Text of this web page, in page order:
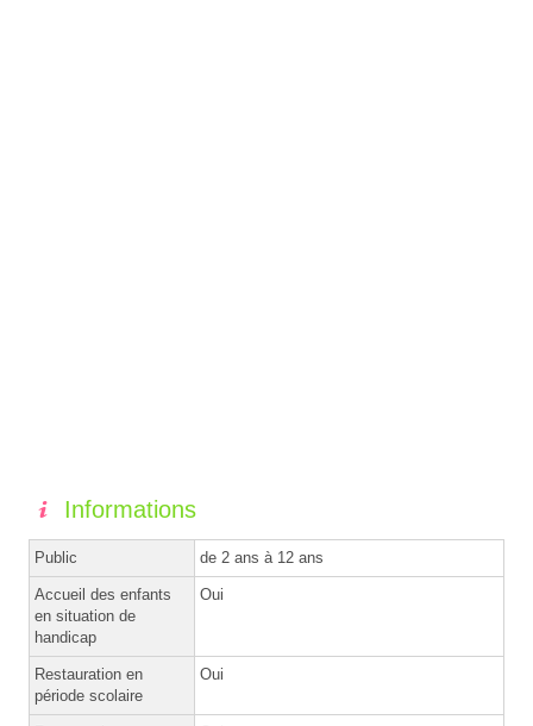
Informations
Public de 2 ans à 12 ans
Accueil des enfants
en situation de
handicap
Oui
Restauration en
période scolaire
Oui